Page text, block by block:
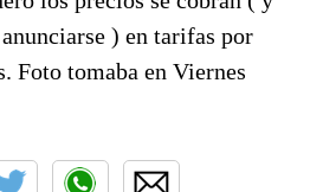
) en tarifas por
Foto tomaba en Viernes